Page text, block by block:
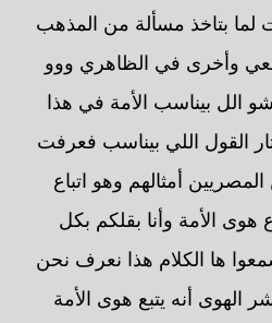
لما بتاخذ مسألة من المذهب
وأخرى في الظاهري ووو
الل بيناسب الأمة في هذا
القول اللي بيناسب فعرفت
أمثالهم وهو اتباع
هوى الأمة وأنا بقلكم بكل
ها الكلام هذا نعرف نحن
الهوى أنه يتبع هوى الأمة